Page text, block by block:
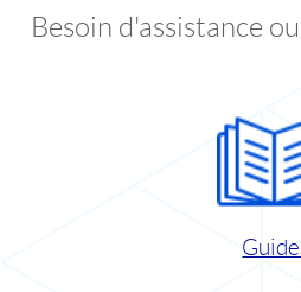
Besoin d'assistance